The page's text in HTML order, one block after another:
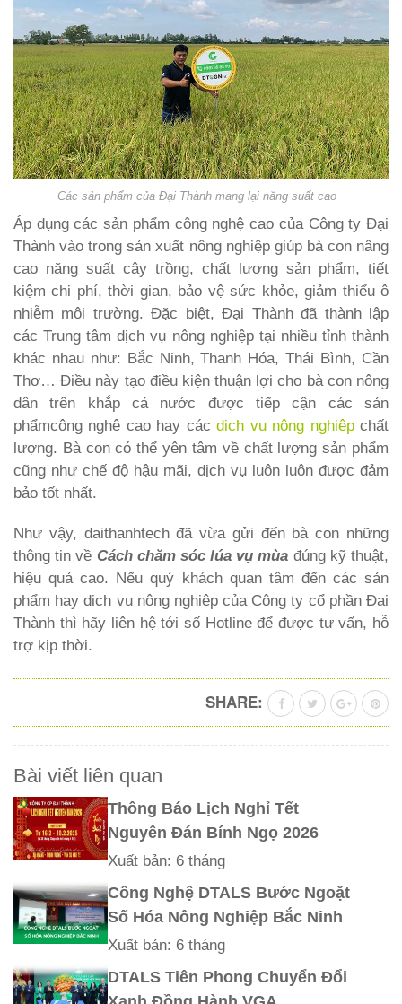
Các sản phẩm của Đại Thành mang lại năng suất cao
Áp dụng các sản phẩm công nghệ cao của Công ty Đại
Thành vào trong sản xuất nông nghiệp giúp bà con nâng
cao năng suất cây trồng, chất lượng sản phẩm, tiết
kiệm chi phí, thời gian, bảo vệ sức khỏe, giảm thiểu ô
nhiễm môi trường. Đặc biệt, Đại Thành đã thành lập
các Trung tâm dịch vụ nông nghiệp tại nhiều tỉnh thành
khác nhau như: Bắc Ninh, Thanh Hóa, Thái Bình, Cần
Thơ… Điều này tạo điều kiện thuận lợi cho bà con nông
dân trên khắp cả nước được tiếp cận các sản
phẩmcông nghệ cao hay cácdịch vụ nông nghiệpchất
lượng. Bà con có thể yên tâm về chất lượng sản phẩm
cũng như chế độ hậu mãi, dịch vụ luôn luôn được đảm
bảo tốt nhất.
Như vậy, daithanhtech đã vừa gửi đến bà con những
thông tin về Cách chăm sóc lúa vụ mùa đúng kỹ thuật,
hiệu quả cao. Nếu quý khách quan tâm đến các sản
phẩm hay dịch vụ nông nghiệp của Công ty cổ phần Đại
Thành thì hãy liên hệ tới số Hotline để được tư vấn, hỗ
trợ kịp thời.
SHARE:
Bài viết liên quan
Thông Báo Lịch Nghỉ Tết
Nguyên Đán Bính Ngọ 2026
Xuất bản: 6 tháng
Công Nghệ DTALS Bước Ngoặt
Số Hóa Nông Nghiệp Bắc Ninh
Xuất bản: 6 tháng
DTALS Tiên Phong Chuyển Đổi